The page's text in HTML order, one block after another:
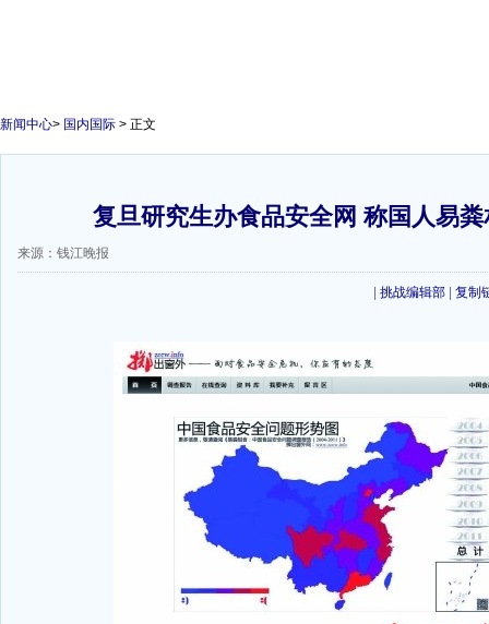
新闻中心> 国内国际 > 正文
复旦研究生办食品安全网 称国人易
来源：钱江晚报
挑战编辑部 复制